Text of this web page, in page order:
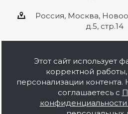
Россия, Москва,
д.5, стр.14
2026 © ООО Баустов.
производство
оптовая и розничная
материалов, комплектация
Этот сайт использует
корректной
персонализации
соглашаетесь с